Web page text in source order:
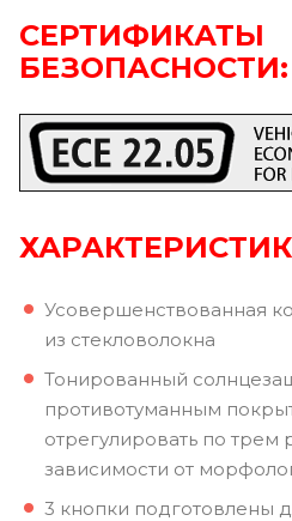
СЕРТИФИКАТЫ
БЕЗОПАСНОСТИ:
Усовершенствованная
из стекловолокна
Тонированный
противотуманным
отрегулировать по
зависимости от
3 кнопки подготовлены